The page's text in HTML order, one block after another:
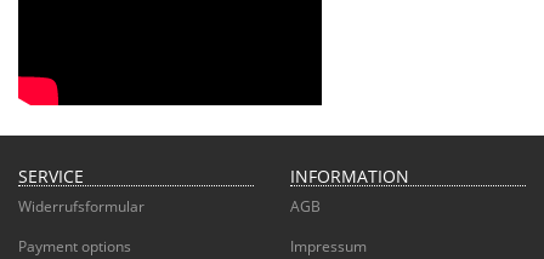
SERVICE
Widerrufsformular
Payment options
INFORMATION
AGB
Impressum